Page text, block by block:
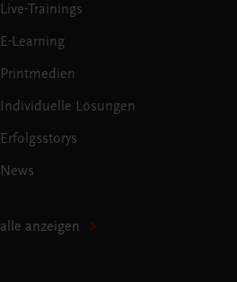
Live-Trainings
E-Learning
Printmedien
Individuelle Lösungen
Erfolgsstorys
News
alle anzeigen